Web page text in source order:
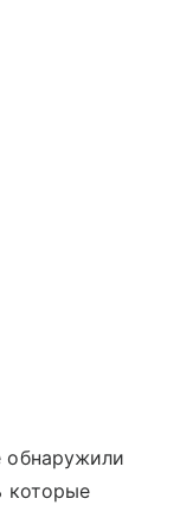
обнаружили
которые